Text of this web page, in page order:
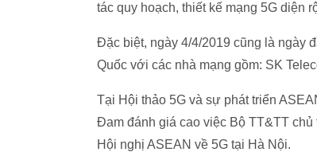
tác quy hoạch, thiết kế mạng 5G diện
Đặc biệt, ngày 4/4/2019 cũng là ngày
Quốc với các nhà mạng gồm: SK
Tại Hội thảo 5G và sự phát triển
Đam đánh giá cao việc Bộ TT&TT
Hội nghị ASEAN về 5G tại Hà Nội.